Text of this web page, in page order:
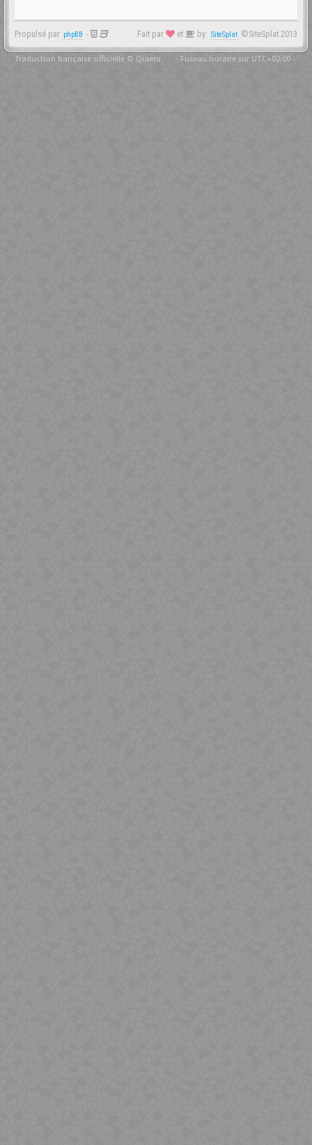
Propulsé par phpBB - Fait par et by: SiteSplat ©SiteSplat 2013
Traduction française officielle © Qiaeru - Fuseau horaire sur UTC+02:00-